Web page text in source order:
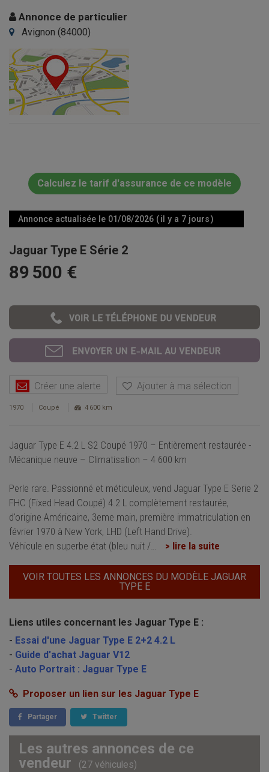
Annonce de particulier
Avignon (84000)
Calculez le tarif d'assurance de ce modèle
Annonce actualisée le 01/08/2026 ( il y a 7 jours )
Jaguar Type E Série 2
89 500 €
Créer une alerte Ajouter à ma sélection
1970 Coupé 4 600 km
Jaguar Type E 4.2 L S2 Coupé 1970 – Entièrement restaurée -
Mécanique neuve – Climatisation – 4 600 km
Perle rare. Passionné et méticuleux, vend Jaguar Type E Serie 2
FHC (Fixed Head Coupé) 4.2 L complètement restaurée,
d'origine Américaine, 3eme main, première immatriculation en
février 1970 à New York, LHD (Left Hand Drive).
Véhicule en superbe état (bleu nuit /
> lire la suite
VOIR TOUTES LES ANNONCES DU MODÈLE JAGUAR
TYPE E
Liens utiles concernant les Jaguar Type E :
- Essai d'une Jaguar Type E 2+2 4.2 L
- Guide d'achat Jaguar V12
- Auto Portrait : Jaguar Type E
Proposer un lien sur les Jaguar Type E
Partager Twitter
Les autres annonces de ce
vendeur
(27 véhicules)